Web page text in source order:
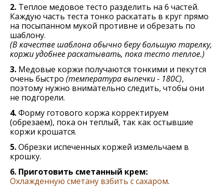
2. Теплое медовое тесто разделить на 6 частей.
Каждую часть теста тонко раскатать в круг прямо
на посыпанном мукой противне и обрезать по
шаблону.
(В качестве шаблона обычно беру большую тарелку,
коржи удобнее раскатывать, пока тесто теплое.)
3. Медовые коржи получаются тонкими и пекутся
очень быстро (температура выпечки - 180С),
поэтому нужно внимательно следить, чтобы они
не подгорели.
4.Форму готового коржа корректируем
(обрезаем), пока он теплый, так как остывшие
коржи крошатся.
5.Обрезки испеченных коржей измельчаем в
крошку.
6. Приготовить сметанный крем:
Охлажденную сметану взбить с сахаром.